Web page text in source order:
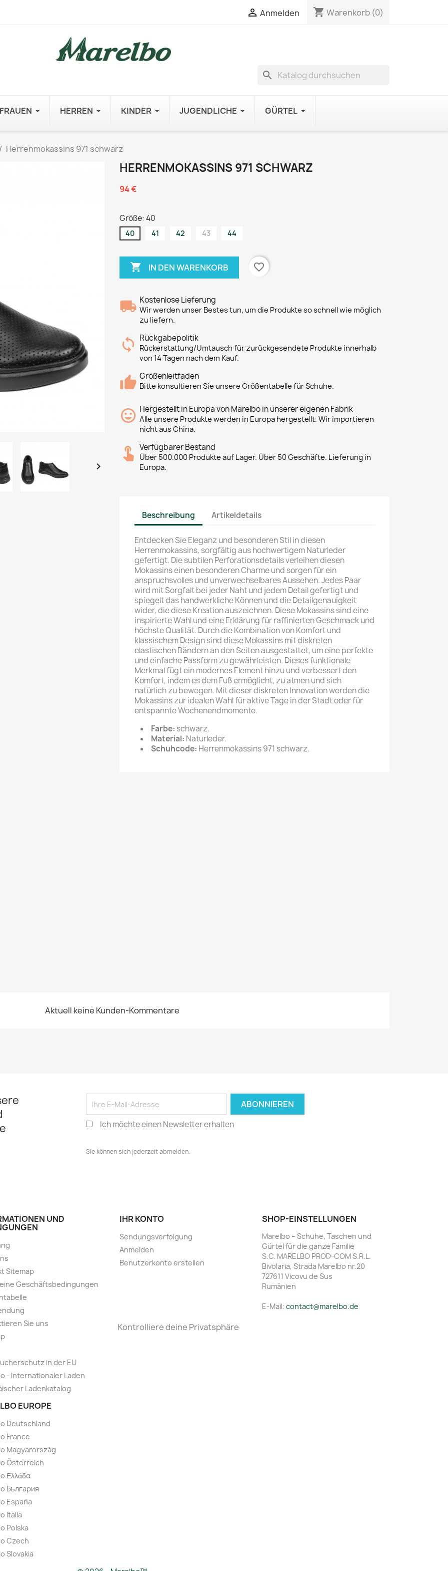
 Anmelden shopping_cart Warenkorb (0)
search
FRAUEN HERREN KINDER JUGENDLICHE GÜRTEL
Herrenmokassins 971 schwarz

HERRENMOKASSINS 971 SCHWARZ
94 €
Größe: 40
40 41 42 43 44
 IN DEN WARENKORB favorite_border
Kostenlose Lieferung
Wir werden unser Bestes tun, um die Produkte so schnell wie möglich
zu liefern.
Rückgabepolitik
Rückerstattung/Umtausch für zurückgesendete Produkte innerhalb
von 14 Tagen nach dem Kauf.
Größenleitfaden
Bitte konsultieren Sie unsere Größentabelle für Schuhe.
Hergestellt in Europa von Marelbo in unserer eigenen Fabrik
Alle unsere Produkte werden in Europa hergestellt. Wir importieren
nicht aus China.
Verfügbarer Bestand
Über 500.000 Produkte auf Lager. Über 50 Geschäfte. Lieferung in
Europa.
Beschreibung Artikeldetails
Entdecken Sie Eleganz und besonderen Stil in diesen
Herrenmokassins, sorgfältig aus hochwertigem Naturleder
gefertigt. Die subtilen Perforationsdetails verleihen diesen
Mokassins einen besonderen Charme und sorgen für ein
anspruchsvolles und unverwechselbares Aussehen. Jedes Paar
wird mit Sorgfalt bei jeder Naht und jedem Detail gefertigt und
spiegelt das handwerkliche Können und die Detailgenauigkeit
wider, die diese Kreation auszeichnen. Diese Mokassins sind eine
inspirierte Wahl und eine Erklärung für raffinierten Geschmack und
höchste Qualität. Durch die Kombination von Komfort und
klassischem Design sind diese Mokassins mit diskreten
elastischen Bändern an den Seiten ausgestattet, um eine perfekte
und einfache Passform zu gewährleisten. Dieses funktionale
Merkmal fügt ein modernes Element hinzu und verbessert den
Komfort, indem es dem Fuß ermöglicht, zu atmen und sich
natürlich zu bewegen. Mit dieser diskreten Innovation werden die
Mokassins zur idealen Wahl für aktive Tage in der Stadt oder für
entspannte Wochenendmomente.
Farbe: schwarz.
Material: Naturleder.
Schuhcode: Herrenmokassins 971 schwarz.
Aktuell keine Kunden-Kommentare
Ich möchte einen Newsletter erhalten
Sie können sich jederzeit abmelden.
UND
Sitemap
Geschäftsbedingungen
Sie uns
in der EU
- Internationaler Laden
Ladenkatalog
EUROPE
Deutschland
France
Magyarország
Österreich
Ελλάδα
България
España
Italia
Polska
Czech
Slovakia
IHR KONTO
Sendungsverfolgung
Anmelden
Benutzerkonto erstellen
SHOP-EINSTELLUNGEN
Marelbo – Schuhe, Taschen und
Gürtel für die ganze Familie
S.C. MARELBO PROD-COM S.R.L.
Bivolaria, Strada Marelbo nr.20
727611 Vicovu de Sus
Rumänien
E-Mail: contact@marelbo.de
Kontrolliere deine Privatsphäre